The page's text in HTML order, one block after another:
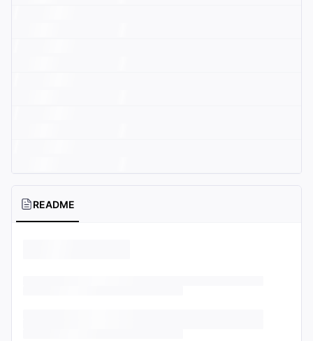
README